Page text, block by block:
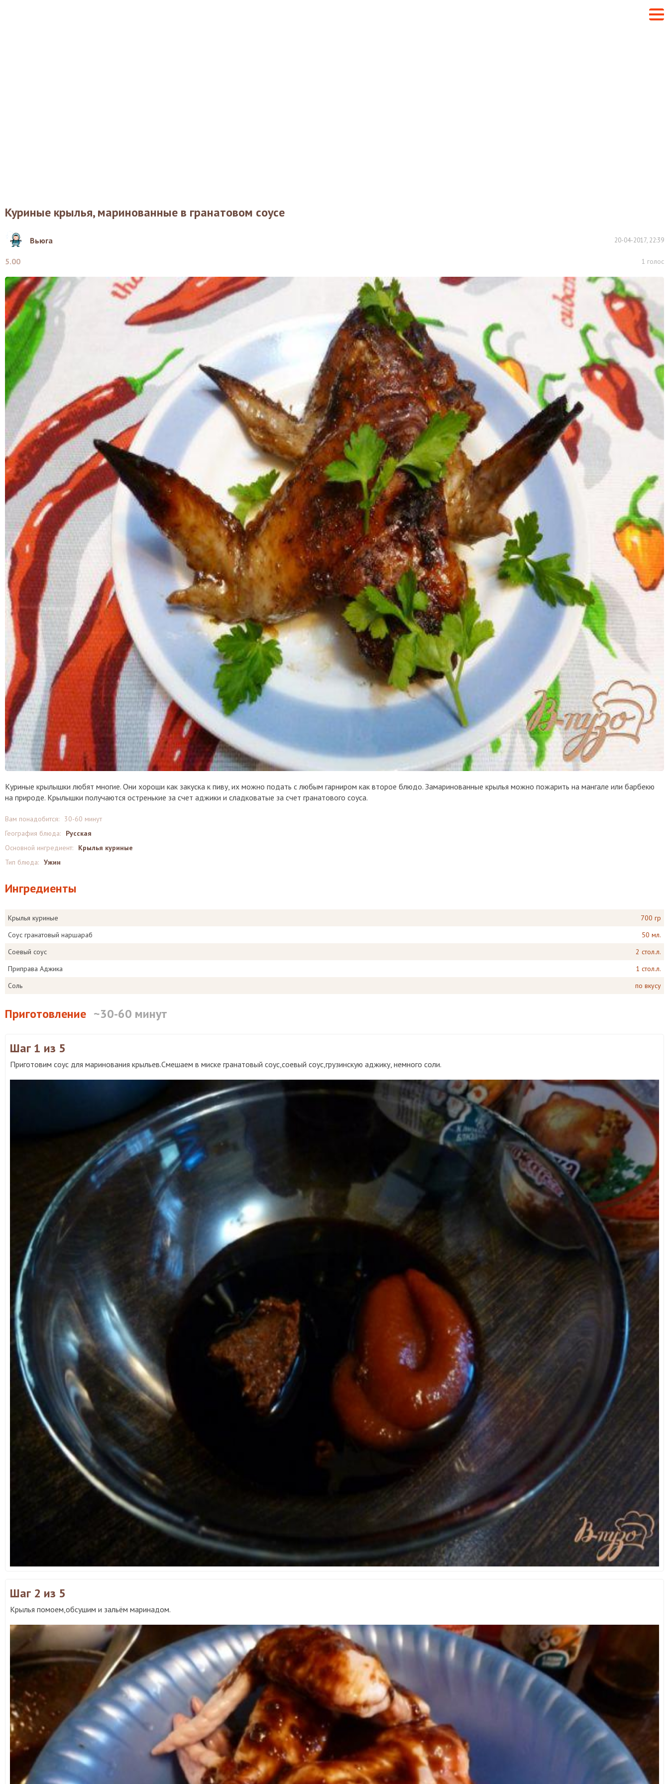
Куриные крылья, маринованные в гранатовом соусе
Вьюга 20-04-2017, 22:39
5.00 1 голос
Куриные крылышки любят многие. Они хороши как закуска к пиву, их можно подать с любым гарниром как второе блюдо. Замаринованные крылья можно пожарить на мангале или барбекю
на природе. Крылышки получаются остренькие за счет аджики и сладковатые за счет гранатового соуса.
Вам понадобится:
30-60 минут
География блюда:
Русская
Основной ингредиент:
Крылья куриные
Тип блюда: Ужин
Ингредиенты
Крылья куриные
700 гр
Соус гранатовый наршараб
50 мл.
Соевый соус
2 стол.л.
Приправа Аджика
1 стол.л.
Соль
по вкусу
Приготовление ~30-60 минут
Шаг 1 из 5
Приготовим соус для маринования крыльев.Смешаем в миске гранатовый соус,соевый соус,грузинскую аджику, немного соли.
Шаг 2 из 5
Крылья помоем,обсушим и зальём маринадом.